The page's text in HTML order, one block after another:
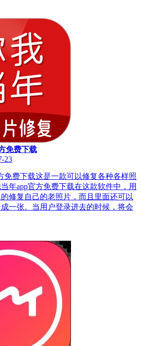
免费下载
23
免费下载这是一款可以修复各种各样照
年app官方免费下载在这款软件中，用
修复自己的老照片，而且里面还可以
一张。当用户登录进去的时候，将会